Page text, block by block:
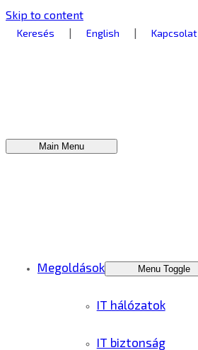
Skip to content
Keresés | English | Kapcsolat
Main Menu
Megoldások Menu Toggle
IT hálózatok
IT biztonság